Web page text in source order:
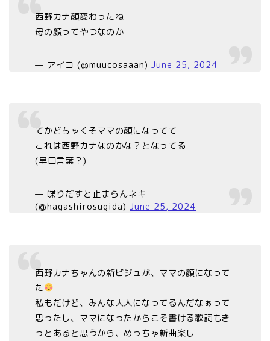
西野カナ顔変わったね
母の顔ってやつなのか
— アイコ (@muucosaaan)June 25, 2024
てかどちゃくそママの顔になってて
これは西野カナなのかな？となってる
(早口言葉？)
— 喋りだすと止まらんネキ
(@hagashirosugida)June 25, 2024
西野カナちゃんの新ビジュが、ママの顔になって
た
私もだけど、みんな大人になってるんだなぁって
思ったし、ママになったからこそ書ける歌詞もき
っとあると思うから、めっちゃ新曲楽し